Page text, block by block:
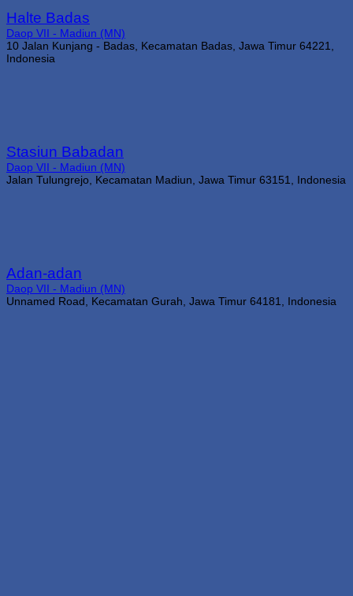
Halte Badas
Daop VII - Madiun (MN)
10 Jalan Kunjang - Badas, Kecamatan Badas, Jawa Timur 64221,
Indonesia
Stasiun Babadan
Daop VII - Madiun (MN)
Jalan Tulungrejo, Kecamatan Madiun, Jawa Timur 63151, Indonesia
Adan-adan
Daop VII - Madiun (MN)
Unnamed Road, Kecamatan Gurah, Jawa Timur 64181, Indonesia